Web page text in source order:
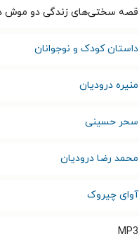
قصه سختی‌های زندگی دو موش
داستان کودک و نوجوانان
منیره درودیان
سحر حسینی
محمد رضا درودیان
آوای چیروک
MP3